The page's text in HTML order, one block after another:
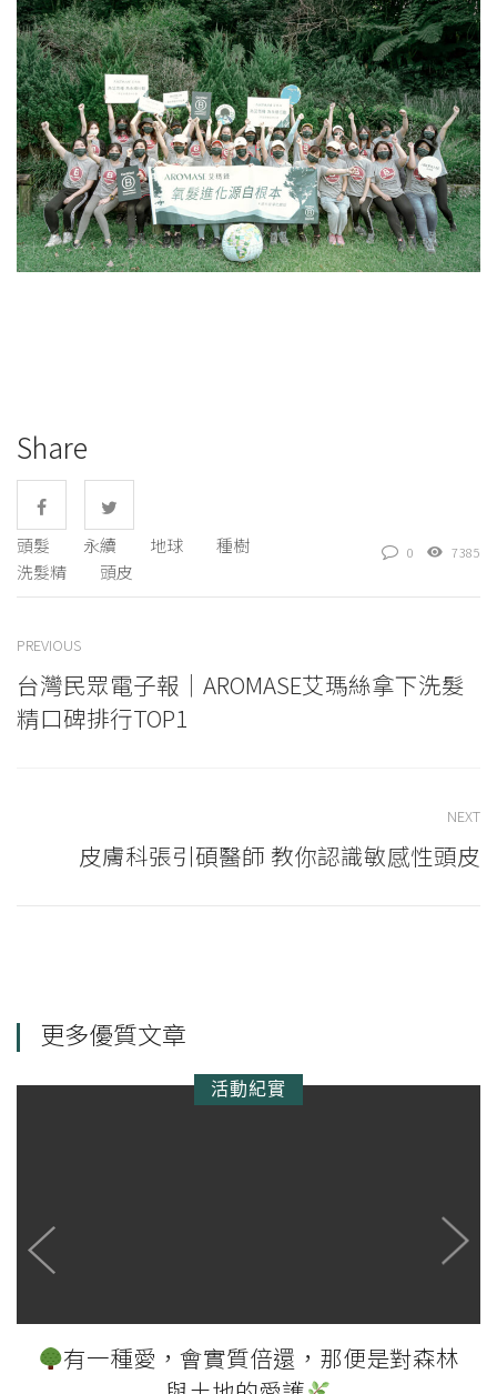
Share
頭髮 永續 地球
種樹
洗髮精
頭皮
0 7385
PREVIOUS
台灣民眾電子報｜AROMASE艾瑪絲拿下洗髮
精口碑排行TOP1
NEXT
皮膚科張引碩醫師 教你認識敏感性頭皮
更多優質文章
活動紀實